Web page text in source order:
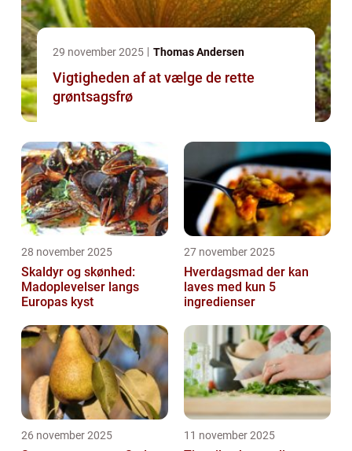
29 november 2025 Thomas Andersen
Vigtigheden af at vælge de rette
grøntsagsfrø
28 november 2025
Skaldyr og skønhed:
Madoplevelser langs
Europas kyst
27 november 2025
Hverdagsmad der kan
laves med kun 5
ingredienser
26 november 2025 11 november 2025